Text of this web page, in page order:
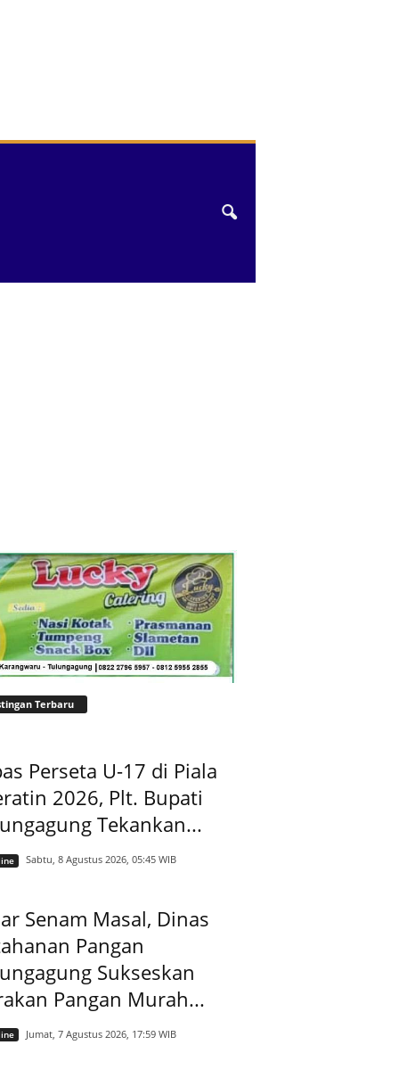
Terbaru
Perseta U-17 di Piala
2026, Plt. Bupati
Tekankan...
Sabtu, 8 Agustus 2026, 05:45 WIB
Senam Masal, Dinas
Pangan
Sukseskan
Pangan Murah...
Jumat, 7 Agustus 2026, 17:59 WIB